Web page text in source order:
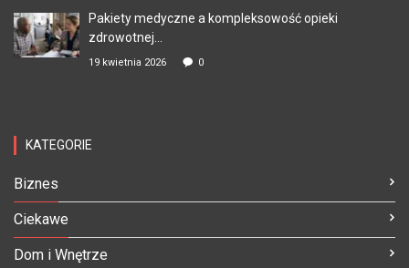
Pakiety medyczne a kompleksowość opieki
zdrowotnej...
19 kwietnia 2026 0
KATEGORIE
Biznes
Ciekawe
Dom i Wnętrze